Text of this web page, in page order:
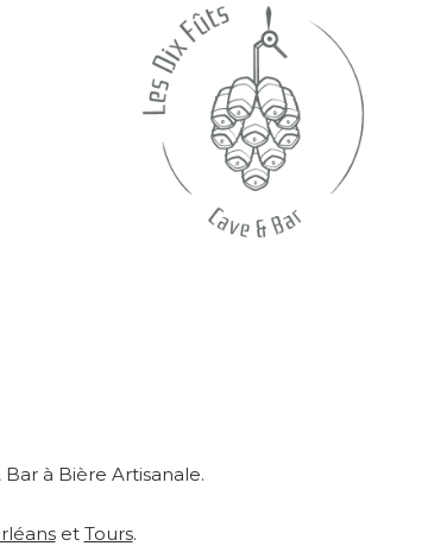
à Bière Artisanale.
et Tours.